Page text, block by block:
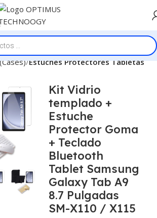
Estuches Protectores Tabletas
enlarge
Kit Vidrio
templado +
Estuche
Protector Goma
+ Teclado
Bluetooth
Tablet Samsung
Galaxy Tab A9
8.7 Pulgadas
SM-X110 / X115